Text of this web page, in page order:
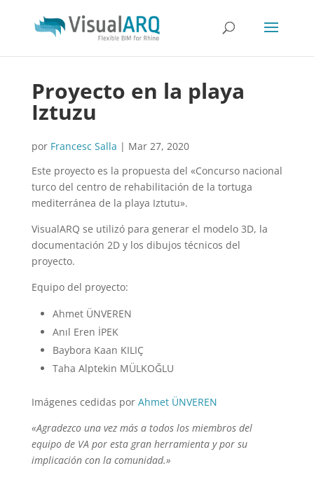
Proyecto en la playa
Iztuzu
por Francesc Salla | Mar 27, 2020
Este proyecto es la propuesta del «Concurso nacional
turco del centro de rehabilitación de la tortuga
mediterránea de la playa Iztutu».
VisualARQ se utilizó para generar el modelo 3D, la
documentación 2D y los dibujos técnicos del
proyecto.
Equipo del proyecto:
Ahmet ÜNVEREN
Anıl Eren İPEK
Baybora Kaan KILIÇ
Taha Alptekin MÜLKOĞLU
Imágenes cedidas por Ahmet ÜNVEREN
«Agradezco una vez más a todos los miembros del
equipo de VA por esta gran herramienta y por su
implicación con la comunidad.»